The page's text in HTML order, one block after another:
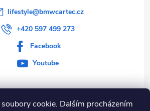
cookie. Dalším procházením
lifestyle@bmwcartec.cz
+420 597 499 273
Facebook
Youtube